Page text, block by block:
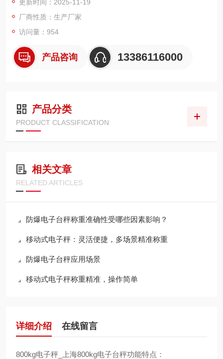
高分子外壳,抗*力出色
双平行梁结构,抗侧向力强,
主要功能：净重,置零,去皮,累计等。
800kg
更新时间：2025-11-19
厂商性质：生产厂家
访问量：954
产品咨询 13386116000
产品分类
PRODUCT CLASSIFICATION
相关文章
RELATED ARTICLES
防爆电子台秤称重准确性受哪些因素影响？
移动式电子秤：灵活便捷，多场景精准称重
防爆电子台秤应用场景
移动式电子秤称重精准，操作简单
详细介绍 在线留言
800kg电子秤_上海800kg电子台秤功能特点：